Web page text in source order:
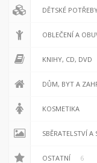
DĚTSKÉ
OBLEČENÍ A
KNIHY, CD, DVD
DŮM, BYT A
KOSMETIKA
SBĚRATELSTVÍ
OSTATNÍ 6